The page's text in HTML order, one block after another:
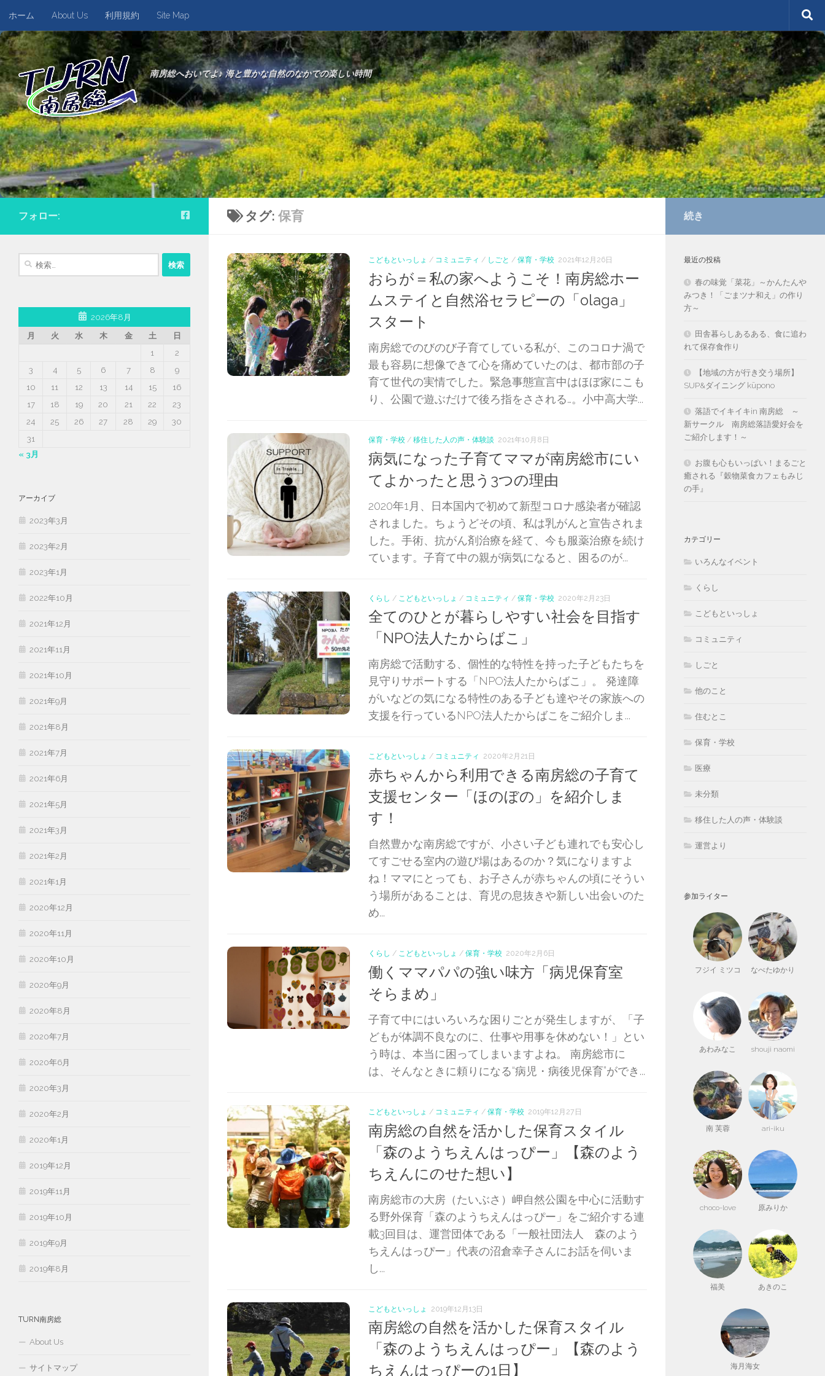
ホーム About Us 利用規約 Site Map
南房総へおいでよ♪ 海と豊かな自然のなかでの楽しい時間
タグ: 保育
こどもといっしょ / コミュニティ / しごと / 保育・学校 2021年12月26日
おらが＝私の家へようこそ！南房総ホー
ムステイと自然浴セラピーの「olaga」
スタート
南房総でのびのび子育てしている私が、このコロナ渦で
最も容易に想像できて心を痛めていたのは、都市部の子
育て世代の実情でした。緊急事態宣言中はほぼ家にこも
り、公園で遊ぶだけで後ろ指をさされる…。小中高大学...
保育・学校 / 移住した人の声・体験談 2021年10月8日
病気になった子育てママが南房総市にい
てよかったと思う3つの理由
2020年1月、日本国内で初めて新型コロナ感染者が確認
されました。ちょうどその頃、私は乳がんと宣告されま
した。手術、抗がん剤治療を経て、今も服薬治療を続け
ています。子育て中の親が病気になると、困るのが...
くらし / こどもといっしょ / コミュニティ / 保育・学校 2020年2月23日
全てのひとが暮らしやすい社会を目指す
「NPO法人たからばこ」
南房総で活動する、個性的な特性を持った子どもたちを
見守りサポートする「NPO法人たからばこ」。 発達障
がいなどの気になる特性のある子ども達やその家族への
支援を行っているNPO法人たからばこをご紹介しま...
こどもといっしょ / コミュニティ 2020年2月21日
赤ちゃんから利用できる南房総の子育て
支援センター「ほのぼの」を紹介しま
す！
自然豊かな南房総ですが、小さい子ども連れでも安心し
てすごせる室内の遊び場はあるのか？気になりますよ
ね！ママにとっても、お子さんが赤ちゃんの頃にそうい
う場所があることは、育児の息抜きや新しい出会いのた
め...
くらし / こどもといっしょ / 保育・学校 2020年2月6日
働くママパパの強い味方「病児保育室
そらまめ」
子育て中にはいろいろな困りごとが発生しますが、「子
どもが体調不良なのに、仕事や用事を休めない！」とい
う時は、本当に困ってしまいますよね。 南房総市に
は、そんなときに頼りになる“病児・病後児保育”ができ...
こどもといっしょ / コミュニティ / 保育・学校 2019年12月27日
南房総の自然を活かした保育スタイル
「森のようちえんはっぴー」【森のよう
ちえんにのせた想い】
南房総市の大房（たいぶさ）岬自然公園を中心に活動す
る野外保育「森のようちえんはっぴー」をご紹介する連
載3回目は、運営団体である「一般社団法人 森のよう
ちえんはっぴー」代表の沼倉幸子さんにお話を伺いま
し...
こどもといっしょ 2019年12月13日
南房総の自然を活かした保育スタイル
「森のようちえんはっぴー」【森のよう
ちえんはっぴーの1日】
フォロー:
検
2026年8月
月
火 水 木 金 土
日
1
2
3
4 5 6 7 8
9
10
11 12 13 14 15
16
17
18 19 20 21 22
23
24
25 26 27 28 29
30
31
« 3月
アーカイブ
2023年3月
2023年2月
2023年1月
2022年10月
2021年12月
2021年11月
2021年10月
2021年9月
2021年8月
2021年7月
2021年6月
2021年5月
2021年3月
2021年2月
2021年1月
2020年12月
2020年11月
2020年10月
2020年9月
2020年8月
2020年7月
2020年6月
2020年3月
2020年2月
2020年1月
2019年12月
2019年11月
2019年10月
2019年9月
2019年8月
TURN南房総
About Us
サイトマップ
続き
最近の投稿
春の味覚「菜花」～かんたんや
みつき！「ごまツナ和え」の作り
方～
田舎暮らしあるある、食に追わ
れて保存食作り
【地域の方が行き交う場所】
SUP&ダイニング kūpono
落語でイキイキin 南房総 ～
新サークル 南房総落語愛好会を
ご紹介します！～
お腹も心もいっぱい！まるごと
癒される『穀物菜食カフェもみじ
の手』
カテゴリー
いろんなイベント
くらし
こどもといっしょ
コミュニティ
しごと
他のこと
住むとこ
保育・学校
医療
未分類
移住した人の声・体験談
運営より
参加ライター
フジイ ミツコ なべたゆかり
あわみなこ shouji naomi
南 芙蓉 ari-iku
choco-love 原みりか
福美 あきのこ
海月海女